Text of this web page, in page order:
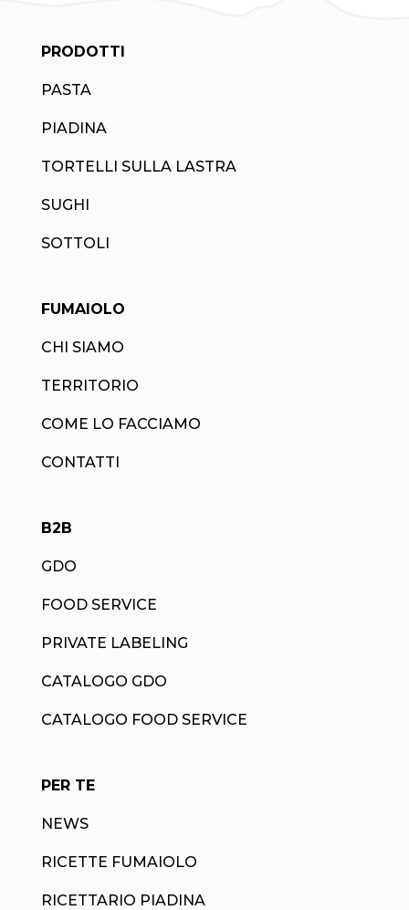
PRODOTTI
PASTA
PIADINA
TORTELLI SULLA LASTRA
SUGHI
SOTTOLI
FUMAIOLO
CHI SIAMO
TERRITORIO
COME LO FACCIAMO
CONTATTI
B2B
GDO
FOOD SERVICE
PRIVATE LABELING
CATALOGO GDO
CATALOGO FOOD SERVICE
PER TE
NEWS
RICETTE FUMAIOLO
RICETTARIO PIADINA